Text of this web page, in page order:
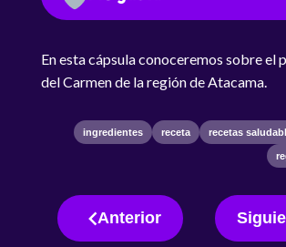
En esta cápsula conoceremos sobre el
del Carmen de la región de Atacama.
ingredientes receta recetas
Anterior